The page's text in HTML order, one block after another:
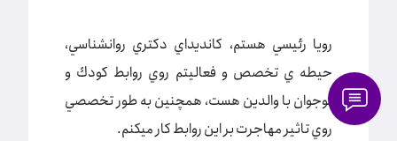
رويا رئيسي هستم، كانديداي دكتري روانشناسي،
حيطه ي تخصص و فعاليتم روي روابط كودك و
نوجوان با والدين هست، همچنين به طور تخصصي
روي تاثير مهاجرت بر اين روابط كار ميكنم.